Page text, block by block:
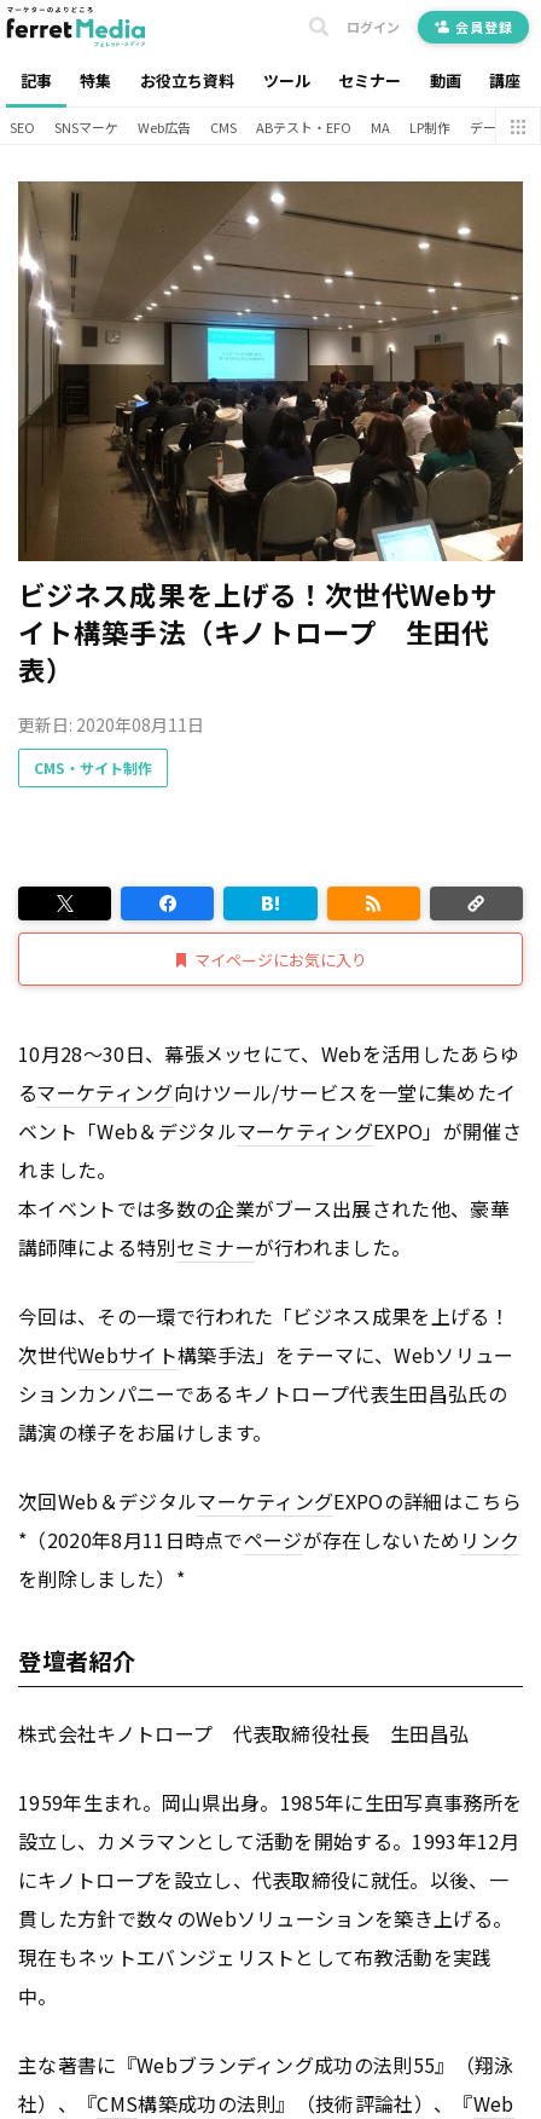
記事 特集 お役立ち資料 ツール セミナー 動画 講座
ログイン 会員登録
SEO SNSマーケ Web広告 CMS ABテスト・EFO MA LP制作 データ分析
ビジネス成果を上げる！次世代Webサ
イト構築手法（キノトロープ 生田代
表）
更新日: 2020年08月11日
CMS・サイト制作
マイページにお気に入り
10月28～30日、幕張メッセにて、Webを活用したあらゆ
るマーケティング向けツール/サービスを一堂に集めたイ
ベント「Web＆デジタルマーケティングEXPO」が開催さ
れました。
本イベントでは多数の企業がブース出展された他、豪華
講師陣による特別セミナーが行われました。
今回は、その一環で行われた「ビジネス成果を上げる！
次世代Webサイト構築手法」をテーマに、Webソリュー
ションカンパニーであるキノトロープ代表生田昌弘氏の
講演の様子をお届けします。
次回Web＆デジタルマーケティングEXPOの詳細はこちら
*（2020年8月11日時点でページが存在しないため リンク
を削除しました）*
登壇者紹介
株式会社キノトロープ 代表取締役社長 生田昌弘
1959年生まれ。岡山県出身。1985年に生田写真事務所を
設立し、カメラマンとして活動を開始する。1993年12月
にキノトロープを設立し、代表取締役に就任。以後、一
貫した方針で数々のWebソリューションを築き上げる。
現在もネットエバンジェリストとして布教活動を実践
中。
主な著書に『Webブランディング成功の法則55』（翔泳
社）、『CMS構築成功の法則』（技術評論社）、『Web